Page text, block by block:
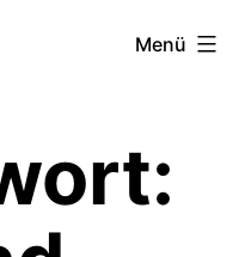
Menü